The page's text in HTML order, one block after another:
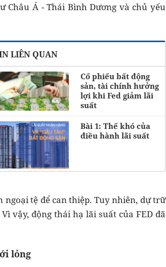
Châu Á - Thái Bình Dương và chủ yếu
LIÊN QUAN
Cổ phiếu bất động
sản, tài chính hưởng
lợi khi Fed giảm lãi
suất
Bài 1: Thế khó của
điều hành lãi suất
tệ để can thiệp. Tuy nhiên, dự trữ
vậy, động thái hạ lãi suất của FED đã
lỏng